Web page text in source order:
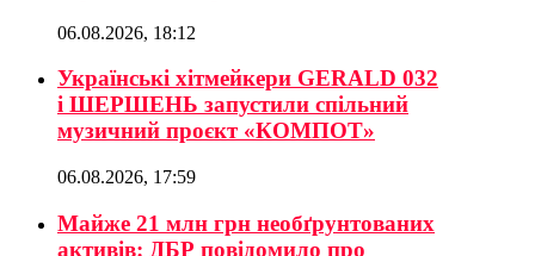
06.08.2026, 18:12
Українські хітмейкери GERALD 032
і ШЕРШЕНЬ запустили спільний
музичний проєкт «КОМПОТ»
06.08.2026, 17:59
Майже 21 млн грн необґрунтованих
активів: ДБР повідомило про